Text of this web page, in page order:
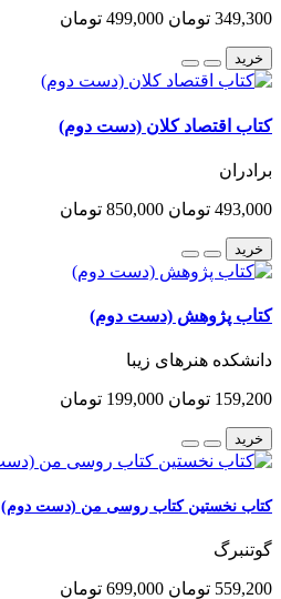
349,300 تومان 499,000 تومان
خرید
کتاب اقتصاد کلان (دست دوم)
برادران
493,000 تومان 850,000 تومان
خرید
کتاب پژوهش (دست دوم)
دانشکده هنرهای زیبا
159,200 تومان 199,000 تومان
خرید
کتاب نخستین کتاب روسی من (دست دوم)
گوتنبرگ
559,200 تومان 699,000 تومان